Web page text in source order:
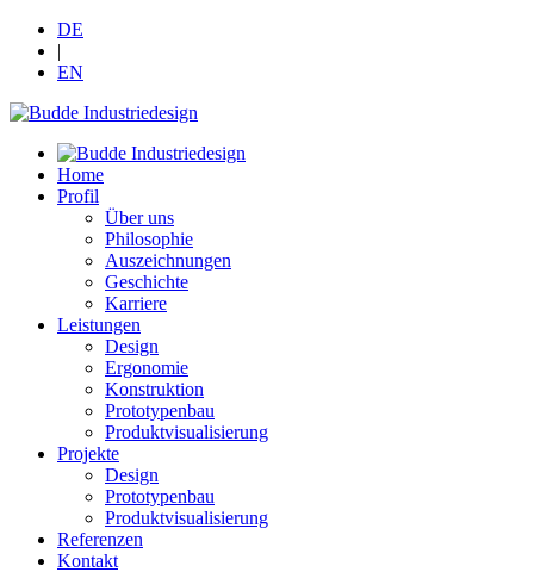
DE
|
EN
Home
Profil
Über uns
Philosophie
Auszeichnungen
Geschichte
Karriere
Leistungen
Design
Ergonomie
Konstruktion
Prototypenbau
Produktvisualisierung
Projekte
Design
Prototypenbau
Produktvisualisierung
Referenzen
Kontakt